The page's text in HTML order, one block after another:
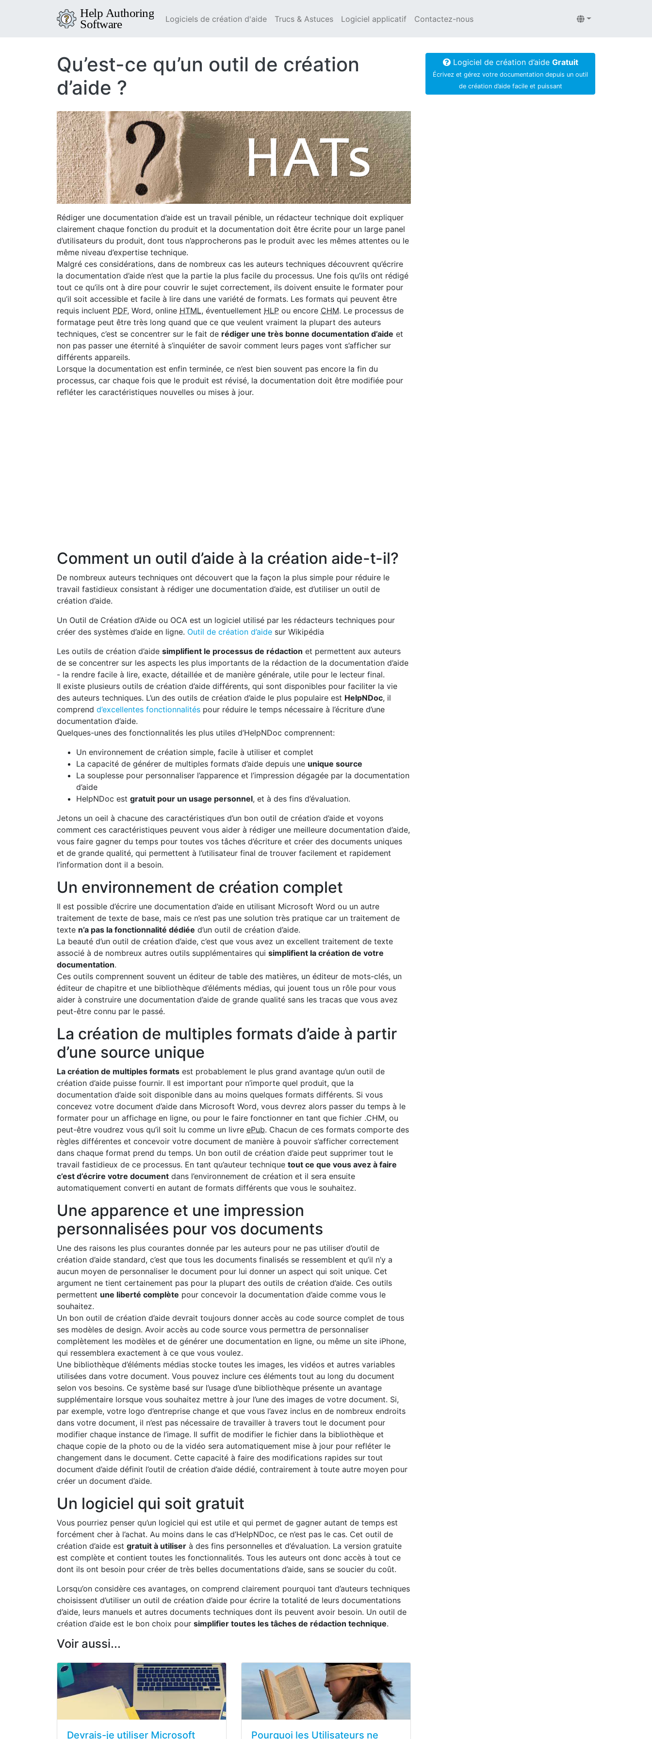
Logiciels de création d'aide Trucs & Astuces Logiciel applicatif Contactez-nous
Qu’est-ce qu’un outil de création
d’aide ?
Rédiger une documentation d’aide est un travail pénible, un rédacteur technique doit expliquer
clairement chaque fonction du produit et la documentation doit être écrite pour un large panel
d’utilisateurs du produit, dont tous n’approcherons pas le produit avec les mêmes attentes ou le
même niveau d’expertise technique.
Malgré ces considérations, dans de nombreux cas les auteurs techniques découvrent qu’écrire
la documentation d’aide n’est que la partie la plus facile du processus. Une fois qu’ils ont rédigé
tout ce qu’ils ont à dire pour couvrir le sujet correctement, ils doivent ensuite le formater pour
qu’il soit accessible et facile à lire dans une variété de formats. Les formats qui peuvent être
requis incluent PDF, Word, online HTML, éventuellement HLP ou encore CHM. Le processus de
formatage peut être très long quand que ce que veulent vraiment la plupart des auteurs
techniques, c’est se concentrer sur le fait de rédiger une très bonne documentation d’aide et
non pas passer une éternité à s’inquiéter de savoir comment leurs pages vont s’afficher sur
différents appareils.
Lorsque la documentation est enfin terminée, ce n’est bien souvent pas encore la fin du
processus, car chaque fois que le produit est révisé, la documentation doit être modifiée pour
refléter les caractéristiques nouvelles ou mises à jour.
Comment un outil d’aide à la création aide-t-il?
De nombreux auteurs techniques ont découvert que la façon la plus simple pour réduire le
travail fastidieux consistant à rédiger une documentation d’aide, est d’utiliser un outil de
création d’aide.
Un Outil de Création d’Aide ou OCA est un logiciel utilisé par les rédacteurs techniques pour
créer des systèmes d’aide en ligne. Outil de création d’aide sur Wikipédia
Les outils de création d’aide simplifient le processus de rédaction et permettent aux auteurs
de se concentrer sur les aspects les plus importants de la rédaction de la documentation d’aide
- la rendre facile à lire, exacte, détaillée et de manière générale, utile pour le lecteur final.
Il existe plusieurs outils de création d’aide différents, qui sont disponibles pour faciliter la vie
des auteurs techniques. L’un des outils de création d’aide le plus populaire est HelpNDoc, il
comprend d’excellentes fonctionnalités pour réduire le temps nécessaire à l’écriture d’une
documentation d’aide.
Quelques-unes des fonctionnalités les plus utiles d’HelpNDoc comprennent:
Un environnement de création simple, facile à utiliser et complet
La capacité de générer de multiples formats d’aide depuis une unique source
La souplesse pour personnaliser l’apparence et l’impression dégagée par la documentation
d’aide
HelpNDoc est gratuit pour un usage personnel, et à des fins d’évaluation.
Jetons un oeil à chacune des caractéristiques d’un bon outil de création d’aide et voyons
comment ces caractéristiques peuvent vous aider à rédiger une meilleure documentation d’aide,
vous faire gagner du temps pour toutes vos tâches d’écriture et créer des documents uniques
et de grande qualité, qui permettent à l’utilisateur final de trouver facilement et rapidement
l’information dont il a besoin.
Un environnement de création complet
Il est possible d’écrire une documentation d’aide en utilisant Microsoft Word ou un autre
traitement de texte de base, mais ce n’est pas une solution très pratique car un traitement de
texte n’a pas la fonctionnalité dédiée d’un outil de création d’aide.
La beauté d’un outil de création d’aide, c’est que vous avez un excellent traitement de texte
associé à de nombreux autres outils supplémentaires qui simplifient la création de votre
documentation.
Ces outils comprennent souvent un éditeur de table des matières, un éditeur de mots-clés, un
éditeur de chapitre et une bibliothèque d’éléments médias, qui jouent tous un rôle pour vous
aider à construire une documentation d’aide de grande qualité sans les tracas que vous avez
peut-être connu par le passé.
La création de multiples formats d’aide à partir
d’une source unique
La création de multiples formats est probablement le plus grand avantage qu’un outil de
création d’aide puisse fournir. Il est important pour n’importe quel produit, que la
documentation d’aide soit disponible dans au moins quelques formats différents. Si vous
concevez votre document d’aide dans Microsoft Word, vous devrez alors passer du temps à le
formater pour un affichage en ligne, ou pour le faire fonctionner en tant que fichier .CHM, ou
peut-être voudrez vous qu’il soit lu comme un livre ePub. Chacun de ces formats comporte des
règles différentes et concevoir votre document de manière à pouvoir s’afficher correctement
dans chaque format prend du temps. Un bon outil de création d’aide peut supprimer tout le
travail fastidieux de ce processus. En tant qu’auteur technique tout ce que vous avez à faire
c’est d’écrire votre document dans l’environnement de création et il sera ensuite
automatiquement converti en autant de formats différents que vous le souhaitez.
Une apparence et une impression
personnalisées pour vos documents
Une des raisons les plus courantes donnée par les auteurs pour ne pas utiliser d’outil de
création d’aide standard, c’est que tous les documents finalisés se ressemblent et qu’il n’y a
aucun moyen de personnaliser le document pour lui donner un aspect qui soit unique. Cet
argument ne tient certainement pas pour la plupart des outils de création d’aide. Ces outils
permettent une liberté complète pour concevoir la documentation d’aide comme vous le
souhaitez.
Un bon outil de création d’aide devrait toujours donner accès au code source complet de tous
ses modèles de design. Avoir accès au code source vous permettra de personnaliser
complètement les modèles et de générer une documentation en ligne, ou même un site iPhone,
qui ressemblera exactement à ce que vous voulez.
Une bibliothèque d’éléments médias stocke toutes les images, les vidéos et autres variables
utilisées dans votre document. Vous pouvez inclure ces éléments tout au long du document
selon vos besoins. Ce système basé sur l’usage d’une bibliothèque présente un avantage
supplémentaire lorsque vous souhaitez mettre à jour l’une des images de votre document. Si,
par exemple, votre logo d’entreprise change et que vous l’avez inclus en de nombreux endroits
dans votre document, il n’est pas nécessaire de travailler à travers tout le document pour
modifier chaque instance de l’image. Il suffit de modifier le fichier dans la bibliothèque et
chaque copie de la photo ou de la vidéo sera automatiquement mise à jour pour refléter le
changement dans le document. Cette capacité à faire des modifications rapides sur tout
document d’aide définit l’outil de création d’aide dédié, contrairement à toute autre moyen pour
créer un document d’aide.
Un logiciel qui soit gratuit
Vous pourriez penser qu’un logiciel qui est utile et qui permet de gagner autant de temps est
forcément cher à l’achat. Au moins dans le cas d’HelpNDoc, ce n’est pas le cas. Cet outil de
création d’aide est gratuit à utiliser à des fins personnelles et d’évaluation. La version gratuite
est complète et contient toutes les fonctionnalités. Tous les auteurs ont donc accès à tout ce
dont ils ont besoin pour créer de très belles documentations d’aide, sans se soucier du coût.
Lorsqu’on considère ces avantages, on comprend clairement pourquoi tant d’auteurs techniques
choisissent d’utiliser un outil de création d’aide pour écrire la totalité de leurs documentations
d’aide, leurs manuels et autres documents techniques dont ils peuvent avoir besoin. Un outil de
création d’aide est le bon choix pour simplifier toutes les tâches de rédaction technique.
Voir aussi...
Devrais-je utiliser Microsoft Pourquoi les Utilisateurs ne
Logiciel de création d’aide Gratuit
Écrivez et gérez votre documentation depuis un outil
de création d’aide facile et puissant